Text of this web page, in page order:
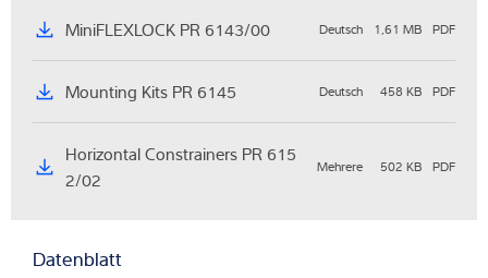
MiniFLEXLOCK PR 6143/00 Deutsch 1,61 MB PDF
Mounting Kits PR 6145 Deutsch 458 KB PDF
Horizontal Constrainers PR 615
2/02
Mehrere 502 KB PDF
Datenblatt